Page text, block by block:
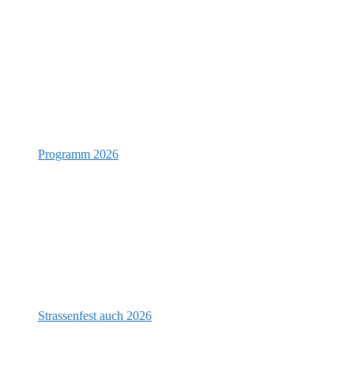
Programm 2026
Strassenfest auch 2026